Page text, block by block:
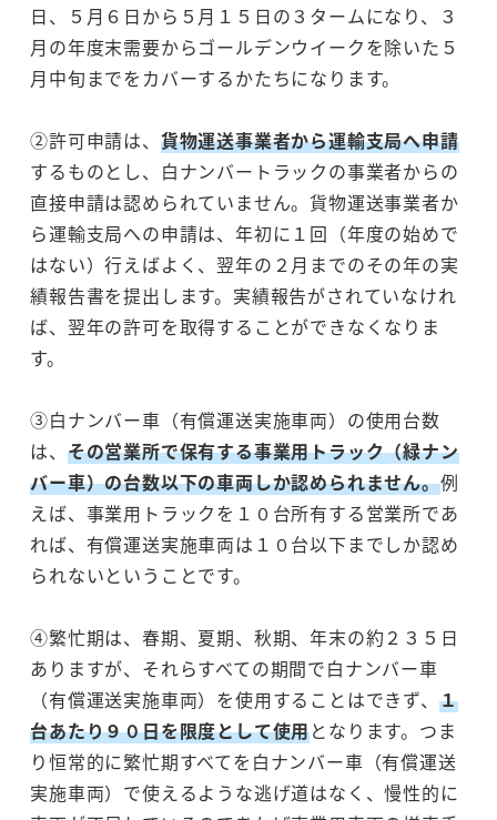
日、５月６日から５月１５日の３タームになり、３
月の年度末需要からゴールデンウイークを除いた５
月中旬までをカバーするかたちになります。
②許可申請は、 貨物運送事業者から運輸支局へ申請
するものとし、白ナンバートラックの事業者からの
直接申請は認められていません。貨物運送事業者か
ら運輸支局への申請は、年初に１回（年度の始めで
はない）行えばよく、翌年の２月までのその年の実
績報告書を提出します。実績報告がされていなけれ
ば、翌年の許可を取得することができなくなりま
す。
③白ナンバー車（有償運送実施車両）の使用台数
は、 その営業所で保有する事業用トラック（緑ナン
バー車）の台数以下の車両しか認められません。例
えば、事業用トラックを１０台所有する営業所であ
れば、有償運送実施車両は１０台以下までしか認め
られないということです。
④繁忙期は、春期、夏期、秋期、年末の約２３５日
ありますが、それらすべての期間で白ナンバー車
（有償運送実施車両）を使用することはできず、 １
台あたり９０日を限度として使用となります。つま
り恒常的に繁忙期すべてを白ナンバー車（有償運送
実施車両）で使えるような逃げ道はなく、慢性的に